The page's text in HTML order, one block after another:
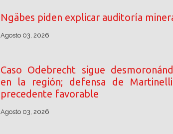
Ngäbes piden explicar auditoría
Agosto 03, 2026
Caso Odebrecht sigue
en la región; defensa de
precedente favorable
Agosto 03, 2026